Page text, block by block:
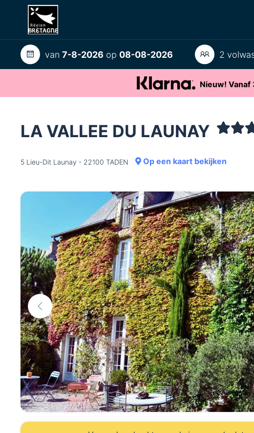
van 7-8-2026 op 08-08-2026 2
Nieuw!
LA VALLEE DU LAUNAY
5 Lieu-Dit Launay - 22100 TADEN Op een kaart bekijken